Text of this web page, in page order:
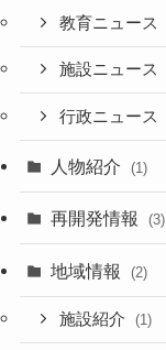
教育ニュース
施設ニュース
行政ニュース
人物紹介 (1)
再開発情報 (3)
地域情報 (2)
施設紹介 (1)